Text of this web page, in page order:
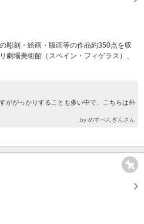
彫刻・絵画・版画等の作品約350点を収
劇場美術館（スペイン・フィゲラス）、
ががっかりすることも多い中で、こちらは外
by めすぺんぎんさん